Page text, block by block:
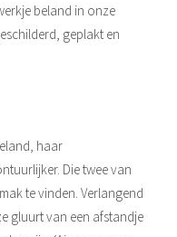
beland in onze
geplakt en
haar
Die twee van
te vinden. Verlangend
gluurt van een afstandje